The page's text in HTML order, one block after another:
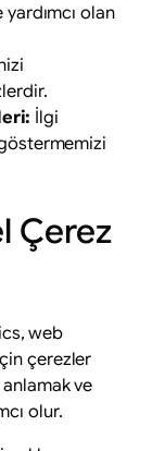
yardımcı olan
İlgi
Çerez
web
çerezler
anlamak ve
olur.